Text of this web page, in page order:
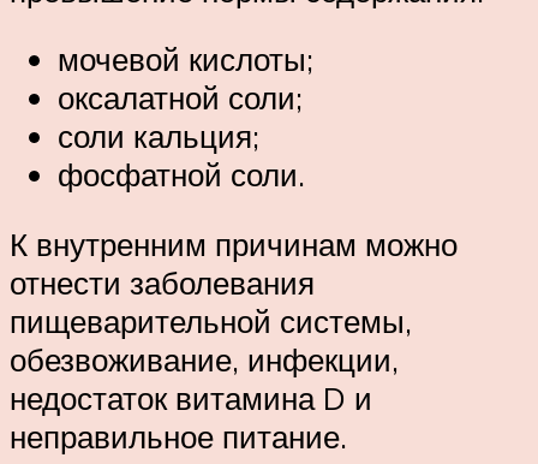
мочевой кислоты;
оксалатной соли;
соли кальция;
фосфатной соли.
К внутренним причинам можно
отнести заболевания
пищеварительной системы,
обезвоживание, инфекции,
недостаток витамина D и
неправильное питание.